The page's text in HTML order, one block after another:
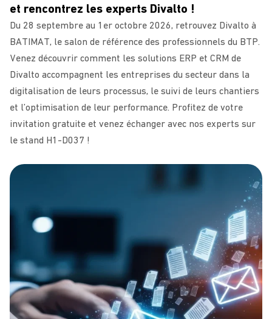
et rencontrez les experts Divalto !
Du 28 septembre au 1er octobre 2026, retrouvez Divalto à
BATIMAT, le salon de référence des professionnels du BTP.
Venez découvrir comment les solutions ERP et CRM de
Divalto accompagnent les entreprises du secteur dans la
digitalisation de leurs processus, le suivi de leurs chantiers
et l’optimisation de leur performance. Profitez de votre
invitation gratuite et venez échanger avec nos experts sur
le stand H1-D037 !